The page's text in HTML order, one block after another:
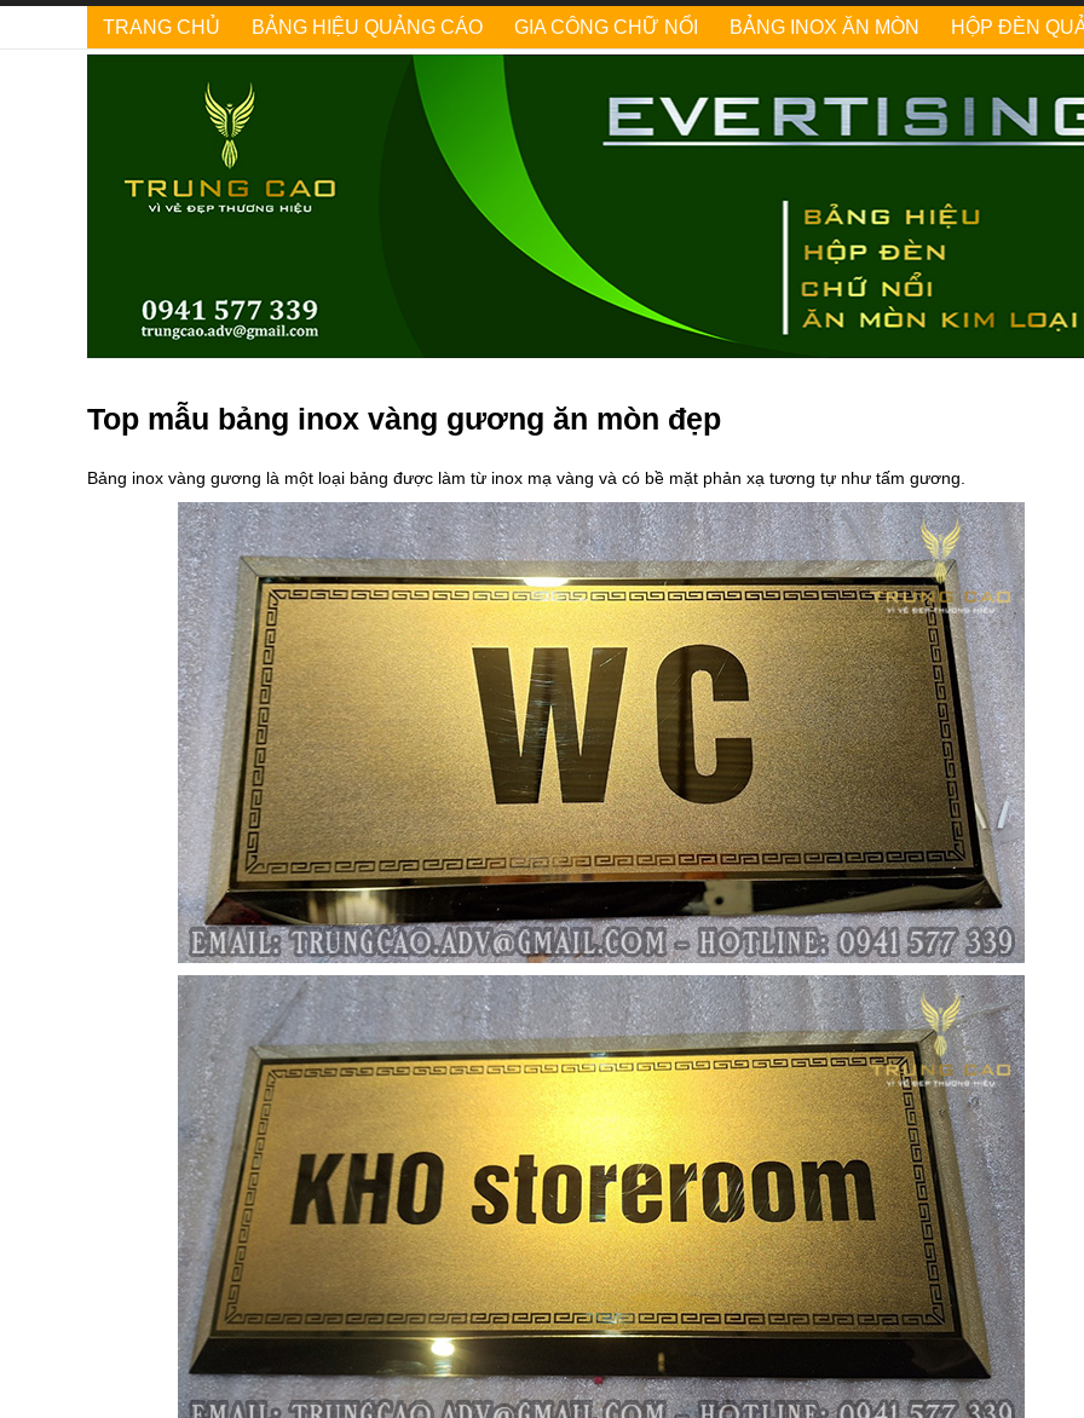
TRANG CHỦ BẢNG HIỆU QUẢNG CÁO GIA CÔNG CHỮ NỔI BẢNG INOX ĂN MÒN HỘP ĐÈN
Top mẫu bảng inox vàng gương ăn mòn đẹp
Bảng inox vàng gương là một loại bảng được làm từ inox mạ vàng và có bề mặt phản xạ tương tự như tấm gương.